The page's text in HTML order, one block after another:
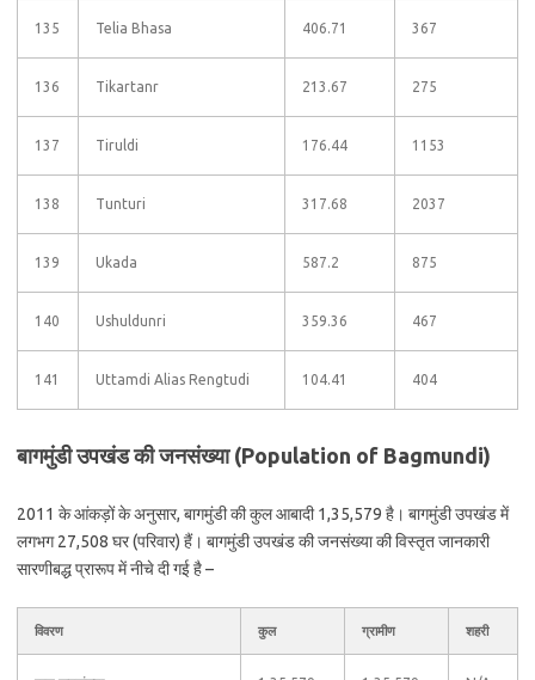
135 Telia Bhasa 406.71 367
136 Tikartanr 213.67 275
137 Tiruldi 176.44 1153
138 Tunturi 317.68 2037
139 Ukada 587.2 875
140 Ushuldunri 359.36 467
141 Uttamdi Alias Rengtudi 104.41 404
बागमुंडी उपखंड की जनसंख्या (Population of Bagmundi)
2011 के आंकड़ों के अनुसार, बागमुंडी की कुल आबादी 1,35,579 है। बागमुंडी उपखंड में
लगभग 27,508 घर (परिवार) हैं। बागमुंडी उपखंड की जनसंख्या की विस्तृत जानकारी
सारणीबद्ध प्रारूप में नीचे दी गई है –
विवरण कुल ग्रामीण शहरी